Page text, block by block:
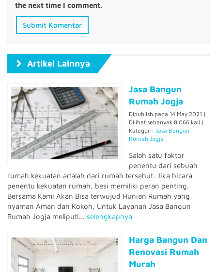
the next time I comment.
Artikel Lainnya
Jasa Bangun
Rumah Jogja
Dipublish pada 14 May 2021 |
Dilihat sebanyak 8.066 kali |
Kategori: Jasa Bangun
Rumah Jogja
Salah satu faktor
penentu dari sebuah
rumah kekuatan adalah dari rumah tersebut. Jika bicara
penentu kekuatan rumah, besi memiliki peran penting.
Bersama Kami Akan Bisa terwujud Hunian Rumah yang
nyaman Aman dan Kokoh, Untuk Layanan Jasa Bangun
Rumah Jogja meliputi... selengkapnya
Harga Bangun Dan
Renovasi Rumah
Murah